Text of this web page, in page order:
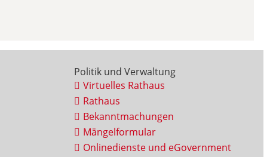
Politik und Verwaltung
Virtuelles Rathaus
Rathaus
Bekanntmachungen
Mängelformular
Onlinedienste und eGovernment